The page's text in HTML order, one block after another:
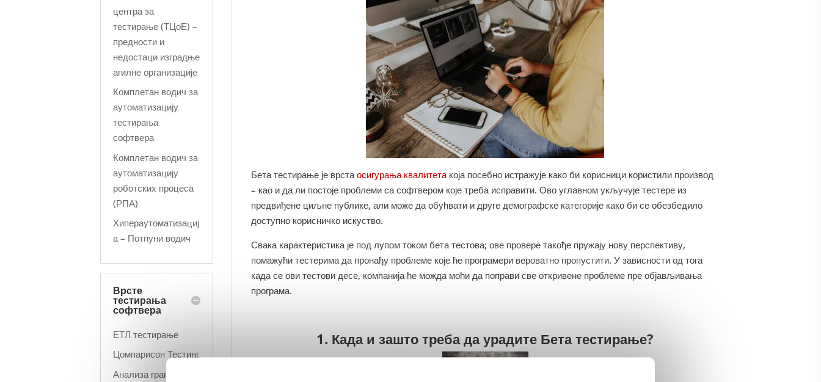
Бета тестирање је врстаосигурања квалитета која посебно истражује како би корисници користили производ
– као и да ли постоје проблеми са софтвером које треба исправити. Ово углавном укључује тестере из
предвиђене циљне публике, али може да обуһвати и друге демографске категорије како би се обезбедило
доступно корисничко искуство.
Свака карактеристика је под лупом током бета тестова; ове провере такође пружају нову перспективу,
помажући тестерима да пронађу проблеме које ће програмери вероватно пропустити. У зависности од тога
када се ови тестови десе, компанија ће можда моћи да поправи све откривене проблеме пре објављивања
програма.
1. Када и зашто треба да урадите Бета тестирање?
центра за
тестирање (ТЦоЕ) –
предности и
недостаци изградње
агилне организације
Комплетан водич за
аутоматизацију
тестирања
софтвера
Комплетан водич за
аутоматизацију
роботских процеса
(РПА)
Хипераутоматизациј
а – Потпуни водич
Врсте
тестирања
софтвера
ЕТЛ тестирање
Цомпарисон Тестинг
Анализа граничних